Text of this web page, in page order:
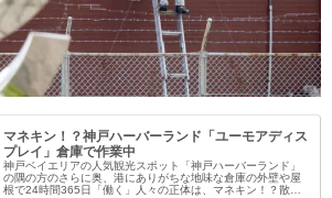
マネキン！？神戸ハーバーランド「ユーモアディス
プレイ」倉庫で作業中
神戸ベイエリアの人気観光スポット「神戸ハーバーランド」
の隅の方のさらに奥、港にありがちな地味な倉庫の外壁や屋
根で24時間365日「働く」人々の正体は、マネキン！？散歩